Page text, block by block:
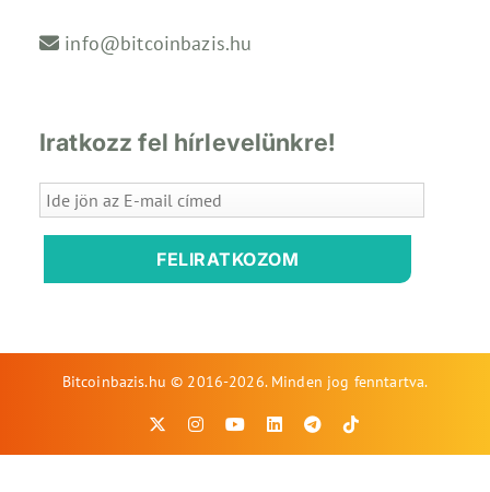
info@bitcoinbazis.hu
Iratkozz fel hírlevelünkre!
FELIRATKOZOM
Bitcoinbazis.hu © 2016-2026. Minden jog fenntartva.